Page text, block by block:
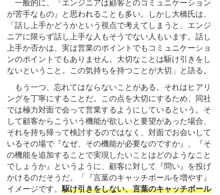
一般的に、『エンジニアは顧客とのコミュニケーション
が苦手なもの』と思われることも多い。しかし大橋氏は、
「話し上手かどうかという視点で考えてしまうと、エンジ
ニアに限らず話し上手な人もそうでない人もいます。話し
上手か否かは、実は営業のポイントでもコミュニケーショ
ンのポイントでもありません。大切なことは駆け引きをし
ないということ。この気持ちを持つことが大切」と語る。
もう一つ、忘れてはならないことがある。それはヒアリ
ングを丁寧にすることだ。この点を大切にするため、同社
では極力対面で会って営業するようにしているという。そ
して顧客からこういう機能が欲しいと要望があった場合、
それを持ち帰って検討するのではなく、対面でお会いして
いるその場で『なぜ、その機能が必要なのですか』、『そ
の機能を追加することで実現したいことはどのようなこと
でしょうか』というように、顧客に対して『問い』を投げ
かけるのだそうだ。「『言葉のキャッチボールを増やす』
イメージです。 駆け引きをしない、言葉のキャッチボール